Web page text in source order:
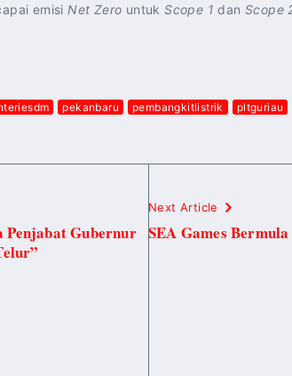
emisi Net Zero untukScope 1 danScope
pekanbaru pembangkitlistrik pltguriau
Penjabat Gubernur
Next Article
SEA Games